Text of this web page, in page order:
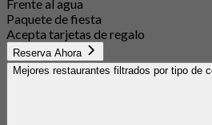
Frente al agua
Paquete de fiesta
Acepta tarjetas de regalo
Reserva Ahora
Mejores restaurantes filtrados por tipo de